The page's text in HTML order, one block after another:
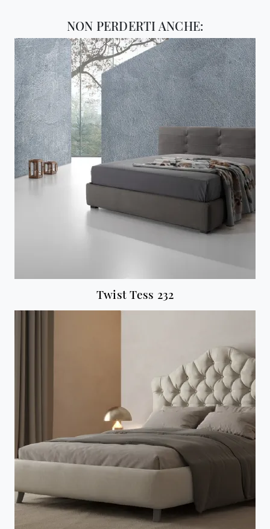
NON PERDERTI ANCHE:
Twist Tess 232